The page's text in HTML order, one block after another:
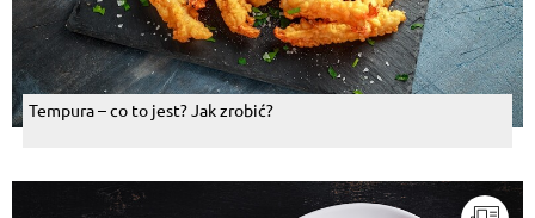
Tempura – co to jest? Jak zrobić?